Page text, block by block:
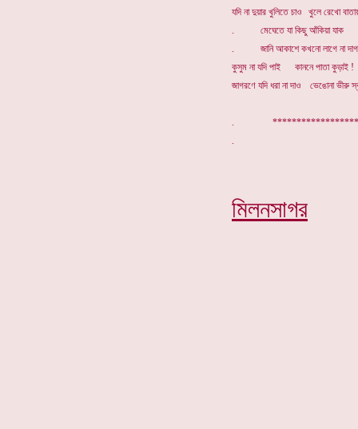
যদি না দুয়ার খুলিতে চাও খুলে রেখো
. মেঘেতে যা কিছু আঁকিয়া যাক
. জানি আকাশে কখনো লাগে না
কুসুম না যদি পাই কাননে পাতা কুড়াই !
জাগরণে যদি ধরা না দাও ভেঙোনা ভীরু
.
মিলনসাগর